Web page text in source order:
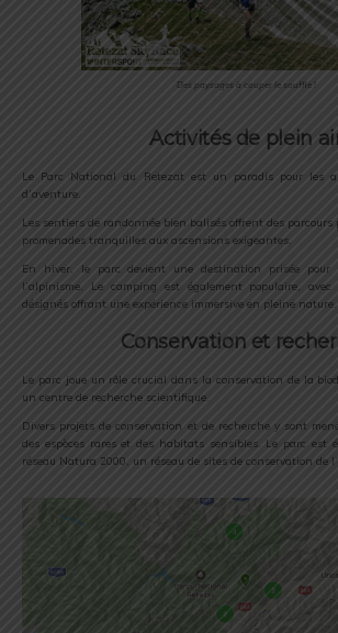
Des paysages à couper le souffle !
Activités de plein
Le Parc National du Retezat est un paradis pour les
d’aventure.
Les sentiers de randonnée bien balisés offrent des parcours
promenades tranquilles aux ascensions exigeantes.
En hiver, le parc devient une destination prisée pour
l’alpinisme. Le camping est également populaire, avec
désignés offrant une expérience immersive en pleine nature.
Conservation et
Le parc joue un rôle crucial dans la conservation de la
un centre de recherche scientifique.
Divers projets de conservation et de recherche y sont
des espèces rares et des habitats sensibles. Le parc est
réseau Natura 2000, un réseau de sites de conservation de